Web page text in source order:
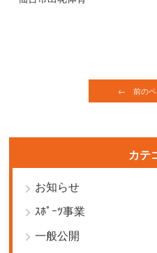
← 前のペ
カテ
お知らせ
ｽﾎﾟｰﾂ事業
一般公開